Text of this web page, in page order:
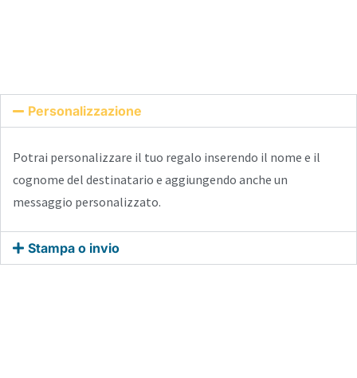
Personalizzazione
Potrai personalizzare il tuo regalo inserendo il nome e il
cognome del destinatario e aggiungendo anche un
messaggio personalizzato.
Stampa o invio